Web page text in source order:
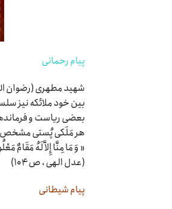
پیام رحمانی
شهید مطهری (رضوان
بین خود ملائکه نیز
بعضی ریاست و
هر مَلَکی پُستی مشخص
« وَ مَا مِنَّا إِلاَّ لَهُ‌ مَقَامٌ‌
(عدل الهی ، ص ۱۰۴)
پیام شیطانی